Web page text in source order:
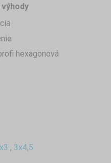
hexagonová
, 3x4,5